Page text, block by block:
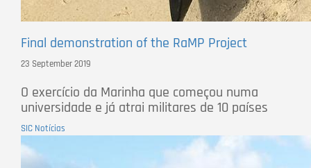
Final demonstration of the RaMP Project
23 September 2019
O exercício da Marinha que começou numa
universidade e já atrai militares de 10 países
SIC Notícias